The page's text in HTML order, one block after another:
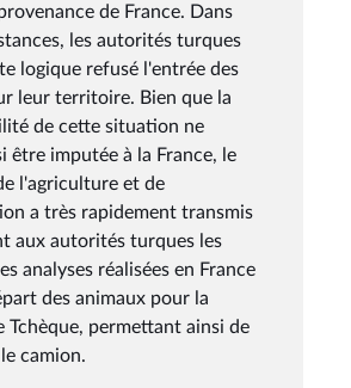
de France. Dans
les autorités turques
logique refusé l'entrée des
leur territoire. Bien que la
de cette situation ne
être imputée à la France, le
l'agriculture et de
a très rapidement transmis
aux autorités turques les
analyses réalisées en France
des animaux pour la
Tchèque, permettant ainsi de
camion.